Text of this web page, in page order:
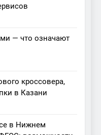
— что означают
кроссовера,
в Казани
в Нижнем